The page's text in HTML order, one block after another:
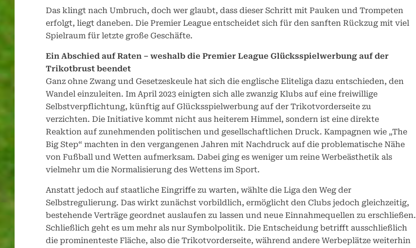
Das klingt nach Umbruch, doch wer glaubt, dass dieser Schritt mit Pauken und Trompeten
erfolgt, liegt daneben. Die Premier League entscheidet sich für den sanften Rückzug mit viel
Spielraum für letzte große Geschäfte.
Ein Abschied auf Raten – weshalb die Premier League Glücksspielwerbung auf der
Trikotbrust beendet
Ganz ohne Zwang und Gesetzeskeule hat sich die englische Eliteliga dazu entschieden, den
Wandel einzuleiten. Im April 2023 einigten sich alle zwanzig Klubs auf eine freiwillige
Selbstverpflichtung, künftig auf Glücksspielwerbung auf der Trikotvorderseite zu
verzichten. Die Initiative kommt nicht aus heiterem Himmel, sondern ist eine direkte
Reaktion auf zunehmenden politischen und gesellschaftlichen Druck. Kampagnen wie „The
Big Step“ machten in den vergangenen Jahren mit Nachdruck auf die problematische Nähe
von Fußball und Wetten aufmerksam. Dabei ging es weniger um reine Werbeästhetik als
vielmehr um die Normalisierung des Wettens im Sport.
Anstatt jedoch auf staatliche Eingriffe zu warten, wählte die Liga den Weg der
Selbstregulierung. Das wirkt zunächst vorbildlich, ermöglicht den Clubs jedoch gleichzeitig,
bestehende Verträge geordnet auslaufen zu lassen und neue Einnahmequellen zu erschließen.
Schließlich geht es um mehr als nur Symbolpolitik. Die Entscheidung betrifft ausschließlich
die prominenteste Fläche, also die Trikotvorderseite, während andere Werbeplätze weiterhin